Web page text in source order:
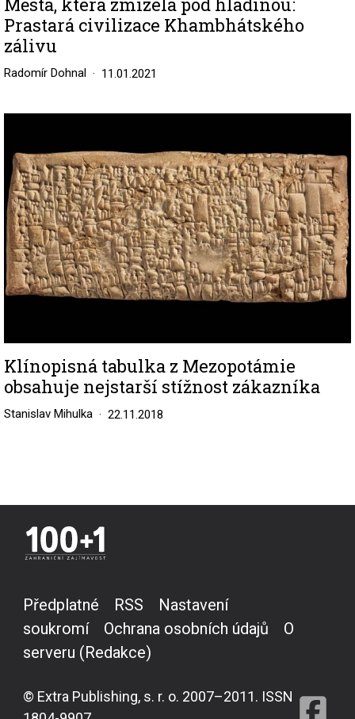
Prastará civilizace Khambhátského
zálivu
Radomír Dohnal 11.01.2021
Klínopisná tabulka z Mezopotámie
obsahuje nejstarší stížnost zákazníka
Stanislav Mihulka 22.11.2018
Předplatné RSS
Nastavení
soukromí
Ochrana osobních údajů
O
serveru (Redakce)
© Extra Publishing, s. r. o. 2007–2011. ISSN